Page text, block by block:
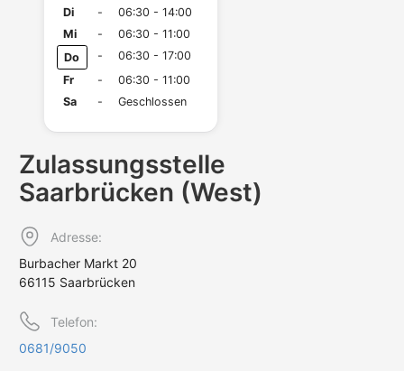
Di
-
06:30 - 14:00
Mi
-
06:30 - 11:00
Do
-
06:30 - 17:00
Fr
-
06:30 - 11:00
Sa
- Geschlossen
Zulassungs­stelle
Saarbrücken (West)
Adresse:
Burbacher Markt 20
66115 Saarbrücken
Telefon:
0681/9050